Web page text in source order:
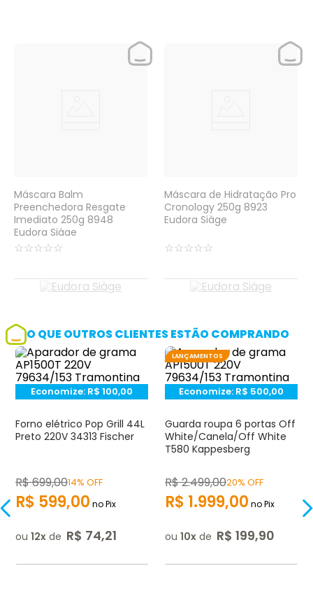
Máscara Balm
Preenchedora Resgate
Imediato 250g 8948
Eudora Siàge
☆☆☆☆☆
Máscara de Hidratação Pro
Cronology 250g 8923
Eudora Siàge
☆☆☆☆☆
O QUE OUTROS CLIENTES ESTÃO COMPRANDO
Economize: R$ 100,00
Forno elétrico Pop Grill 44L
Preto 220V 34313 Fischer
R$699,0014% OFF
R$ 599,00 no Pix
ou 12 de R$ 74,21
LANÇAMENTOS
Economize: R$ 500,00
Guarda roupa 6 portas Off
White/Canela/Off White
T580 Kappesberg
R$2.499,0020% OFF
R$ 1.999,00 no Pix
ou 10 de R$ 199,90